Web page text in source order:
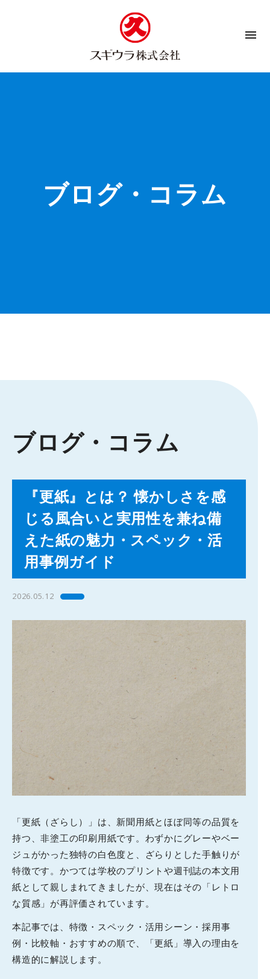
menu
ブログ・コラム
ブログ・コラム
『更紙』とは？ 懐かしさを感
じる風合いと実用性を兼ね備
えた紙の魅力・スペック・活
用事例ガイド
2026.05.12
「更紙（ざらし）」は、新聞用紙とほぼ同等の品質を
持つ、非塗工の印刷用紙です。わずかにグレーやベー
ジュがかった独特の白色度と、ざらりとした手触りが
特徴です。かつては学校のプリントや週刊誌の本文用
紙として親しまれてきましたが、現在はその「レトロ
な質感」が再評価されています。
​本記事では、特徴・スペック・活用シーン・採用事
例・比較軸・おすすめの順で、「更紙」導入の理由を
構造的に解説します。